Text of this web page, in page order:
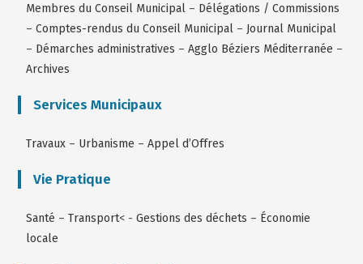
Membres du Conseil Municipal – Délégations / Commissions
–Comptes-rendus du Conseil Municipal – Journal Municipal
– Démarches administratives –Agglo Béziers Méditerranée –
Archives
Services Municipaux
Travaux – Urbanisme –Appel d’Offres
Vie Pratique
Santé –Transport< -Gestions des déchets – Économie
locale